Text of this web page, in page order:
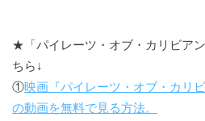
★「パイレーツ・オブ・カリビア
ちら↓
①映画『パイレーツ・オブ・カリ
の動画を無料で見る方法。